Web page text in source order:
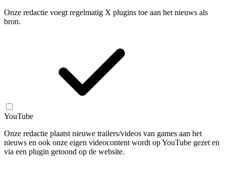
Onze redactie voegt regelmatig X plugins toe aan het nieuws als
bron.
YouTube
Onze redactie plaatst nieuwe trailers/videos van games aan het
nieuws en ook onze eigen videocontent wordt op YouTube gezet en
via een plugin getoond op de website.